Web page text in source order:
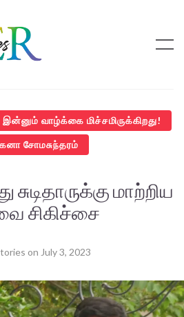
இன்னும் வாழ்க்கை மிச்சமிருக்கிறது!
சோமசுந்தரம்
சுடிதாருக்கு மாற்றிய
சிகிச்சை
on July 3, 2023